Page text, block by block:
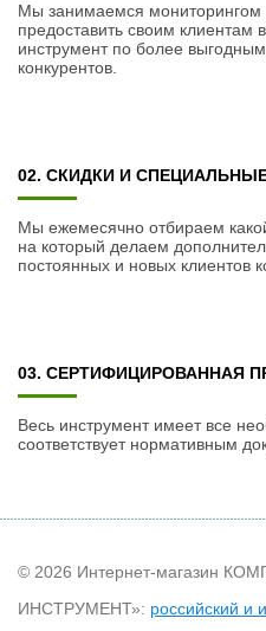
Мы занимаемся мониторингом
предоставить своим клиентам
инструмент по более
конкурентов.
02. СКИДКИ И
Мы ежемесячно отбираем
на который делаем
постоянных и новых клиентов
03. СЕРТИФИЦИРОВАННАЯ
Весь инструмент имеет все
соответствует нормативным
© 2026 Интернет-магазин
ИНСТРУМЕНТ»: российский и